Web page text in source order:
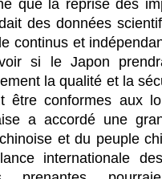
que la reprise des
des données
continus et
si le Japon
la qualité et la
être conformes aux
a accordé une
et du peuple
internationale